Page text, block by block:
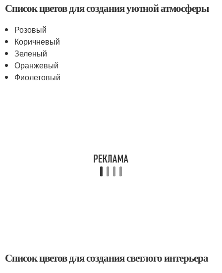
Список цветов для создания уютной атмосферы
Розовый
Коричневый
Зеленый
Оранжевый
Фиолетовый
Список цветов для создания светлого интерьера